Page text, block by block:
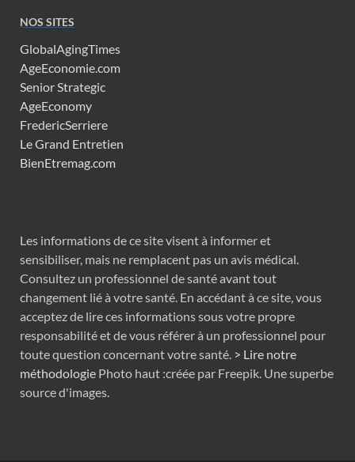
NOS SITES
GlobalAgingTimes
AgeEconomie.com
Senior Strategic
AgeEconomy
FredericSerriere
Le Grand Entretien
BienEtremag.com
Les informations de ce site visent à informer et
sensibiliser, mais ne remplacent pas un avis médical.
Consultez un professionnel de santé avant tout
changement lié à votre santé. En accédant à ce site, vous
acceptez de lire ces informations sous votre propre
responsabilité et de vous référer à un professionnel pour
toute question concernant votre santé. > Lire notre
méthodologie Photo haut :créée par Freepik. Une superbe
source d'images.